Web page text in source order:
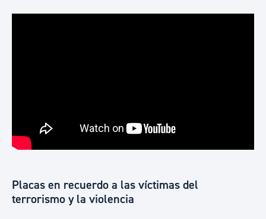
Placas en recuerdo a las víctimas del
terrorismo y la violencia